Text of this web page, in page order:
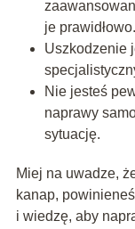
je prawidłowo.
Uszkodzenie
Nie jesteś
naprawy
sytuację.
Miej na uwadze,
kanap,
i wiedzę, aby